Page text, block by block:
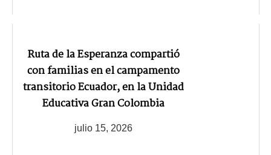
Ruta de la Esperanza compartió
con familias en el campamento
transitorio Ecuador, en la Unidad
Educativa Gran Colombia
julio 15, 2026